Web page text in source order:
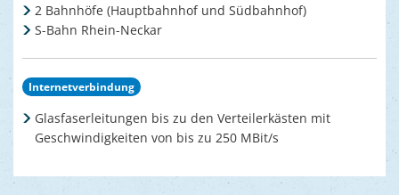
2 Bahnhöfe (Hauptbahnhof und Südbahnhof)
S-Bahn Rhein-Neckar
Internetverbindung
Glasfaserleitungen bis zu den Verteilerkästen mit
Geschwindigkeiten von bis zu 250 MBit/s